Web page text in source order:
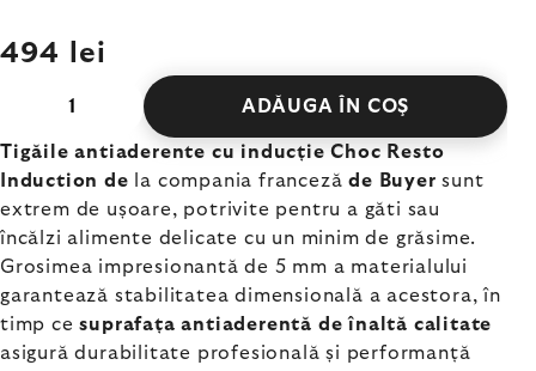
494 lei
ADĂUGA ÎN COŞ
Tigăile antiaderente cu inducție Choc Resto
Induction de la compania francezăde Buyer sunt
extrem de ușoare, potrivite pentru a găti sau
încălzi alimente delicate cu un minim de grăsime.
Grosimea impresionantă de 5 mm a materialului
garantează stabilitatea dimensională a acestora, în
timp cesuprafața antiaderentă de înaltă calitate
asigură durabilitate profesională și performanță